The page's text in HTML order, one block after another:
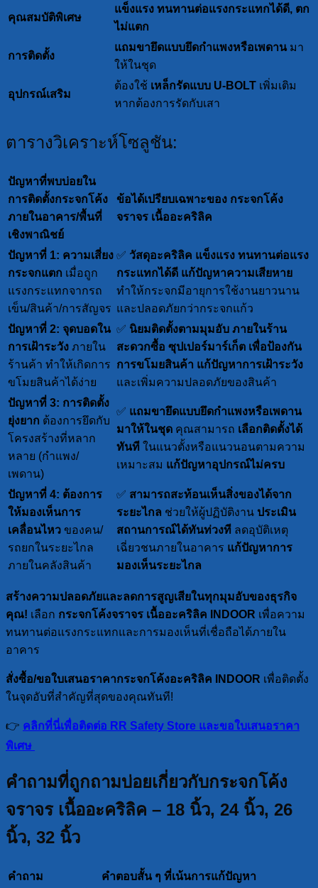
คุณสมบัติพิเศษ
แข็งแรง ทนทานต่อแรงกระแทกได้ดี, ตก
ไม่แตก
การติดตั้ง
แถมขายึดแบบยึดกำแพงหรือเพดานมา
ให้ในชุด
อุปกรณ์เสริม
ต้องใช้ เหล็กรัดแบบ U-BOLT เพิ่มเติม
หากต้องการรัดกับเสา
ตารางวิเคราะห์โซลูชัน:
ปัญหาที่พบบ่อยใน
การติดตั้งกระจกโค้ง
ภายในอาคาร/พื้นที่
เชิงพาณิชย์
ข้อได้เปรียบเฉพาะของ กระจกโค้ง
จราจร เนื้ออะคริลิค
ปัญหาที่ 1: ความเสี่ยง
กระจกแตก เมื่อถูก
แรงกระแทกจากรถ
เข็น/สินค้า/การสัญจร
✅ วัสดุอะคริลิค แข็งแรง ทนทานต่อแรง
กระแทกได้ดี แก้ปัญหาความเสียหาย
ทำให้กระจกมีอายุการใช้งานยาวนาน
และปลอดภัยกว่ากระจกแก้ว
ปัญหาที่ 2: จุดบอดใน
การเฝ้าระวัง ภายใน
ร้านค้า ทำให้เกิดการ
ขโมยสินค้าได้ง่าย
✅ นิยมติดตั้งตามมุมอับ ภายในร้าน
สะดวกซื้อ ซุปเปอร์มาร์เก็ต เพื่อป้องกัน
การขโมยสินค้า แก้ปัญหาการเฝ้าระวัง
และเพิ่มความปลอดภัยของสินค้า
ปัญหาที่ 3: การติดตั้ง
ยุ่งยาก ต้องการยึดกับ
โครงสร้างที่หลาก
หลาย (กำแพง/
เพดาน)
✅ แถมขายึดแบบยึดกำแพงหรือเพดาน
มาให้ในชุด คุณสามารถ เลือกติดตั้งได้
ทันที ในแนวตั้งหรือแนวนอนตามความ
เหมาะสม แก้ปัญหาอุปกรณ์ไม่ครบ
ปัญหาที่ 4: ต้องการ
ให้มองเห็นการ
เคลื่อนไหว ของคน/
รถยกในระยะไกล
ภายในคลังสินค้า
✅ สามารถสะท้อนเห็นสิ่งของได้จาก
ระยะไกล ช่วยให้ผู้ปฏิบัติงาน ประเมิน
สถานการณ์ได้ทันท่วงที ลดอุบัติเหตุ
เฉี่ยวชนภายในอาคาร แก้ปัญหาการ
มองเห็นระยะไกล
สร้างความปลอดภัยและลดการสูญเสียในทุกมุมอับของธุรกิจ
คุณ! เลือก กระจกโค้งจราจร เนื้ออะคริลิค INDOOR เพื่อความ
ทนทานต่อแรงกระแทกและการมองเห็นที่เชื่อถือได้ภายใน
อาคาร
สั่งซื้อ/ขอใบเสนอราคากระจกโค้งอะคริลิค INDOOR เพื่อติดตั้ง
ในจุดอับที่สำคัญที่สุดของคุณทันที!
👉 คลิกที่นี่เพื่อติดต่อ RR Safety Store และขอใบเสนอราคา
พิเศษ
คำถามที่ถูกถามบ่อยเกี่ยวกับกระจกโค้ง
จราจร เนื้ออะคริลิค – 18 นิ้ว, 24 นิ้ว, 26
นิ้ว, 32 นิ้ว
คำถาม
คำตอบสั้น ๆ ที่เน้นการแก้ปัญหา